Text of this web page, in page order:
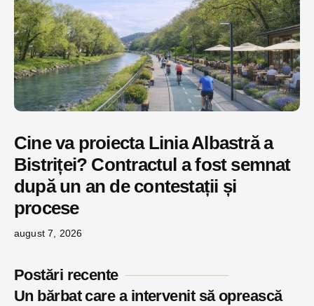
Cine va proiecta Linia Albastră a
Bistriței? Contractul a fost semnat
după un an de contestații și
procese
august 7, 2026
Postări recente
Un bărbat care a intervenit să oprească